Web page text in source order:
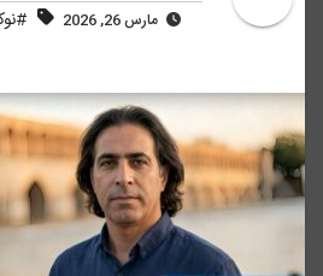
مارس 26, 2026